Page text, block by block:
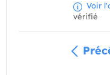
Voir
vérifié